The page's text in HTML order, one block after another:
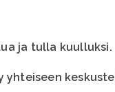
ja tulla kuulluksi.
yhteiseen